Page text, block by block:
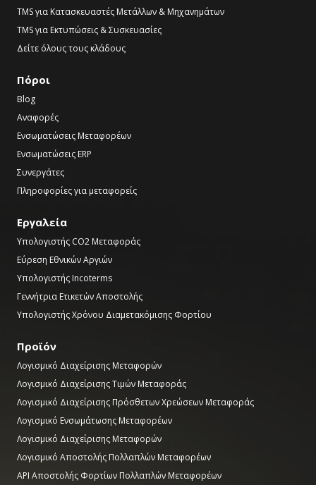
TMS για Κατασκευαστές Μετάλλων & Μηχανημάτων
TMS για Εκτυπώσεις & Συσκευασίες
Δείτε όλους τους κλάδους
Πόροι
Blog
Αναφορές
Ενσωματώσεις Μεταφορέων
Ενσωματώσεις ERP
Συνεργάτες
Πληροφορίες για μεταφορείς
Εργαλεία
Υπολογιστής CO2 Μεταφοράς
Εύρεση Εθνικών Αργιών
Υπολογιστής Incoterms
Γεννήτρια Ετικετών Αποστολής
Υπολογιστής Χρόνου Διαμετακόμισης Φορτίου
Προϊόν
Λογισμικό Διαχείρισης Μεταφορών
Λογισμικό Διαχείρισης Τιμών Μεταφοράς
Λογισμικό Διαχείρισης Πρόσθετων Χρεώσεων Μεταφοράς
Λογισμικό Ενσωμάτωσης Μεταφορέων
Λογισμικό Διαχείρισης Μεταφορών
Λογισμικό Αποστολής Πολλαπλών Μεταφορέων
API Αποστολής Φορτίων Πολλαπλών Μεταφορέων